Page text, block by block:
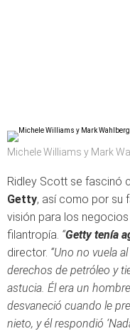
Michele Williams y Mark
Ridley Scott se fascinó
Getty, así como por su
visión para los negocios
filantropía. “Getty tenía
director. “Uno no vuela
derechos de petróleo y
astucia. Él era un
desvaneció cuando le
nieto, y él respondió